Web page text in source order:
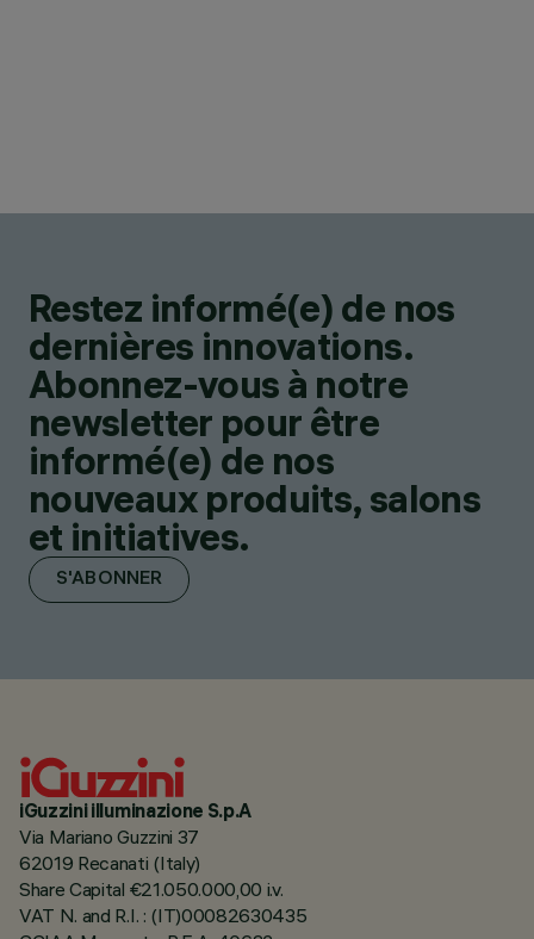
Restez informé(e) de nos
dernières innovations.
Abonnez-vous à notre
newsletter pour être
informé(e) de nos
nouveaux produits, salons
et initiatives.
S'ABONNER
iGuzzini illuminazione S.p.A
Via Mariano Guzzini 37
62019 Recanati (Italy)
Share Capital €21.050.000,00 i.v.
VAT N. and R.I. : (IT)00082630435